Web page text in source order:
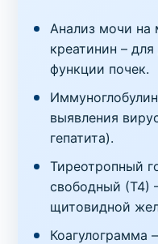
Анализ мочи на
креатинин –
функции почек.
выявления
гепатита).
Тиреотропный
свободный (Т4)
щитовидной
Коагулограмма